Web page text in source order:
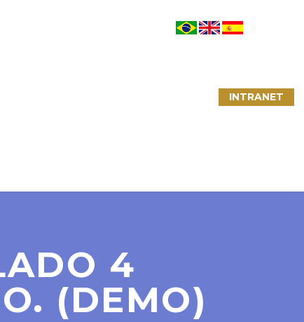
INTRANET
4
(DEMO)